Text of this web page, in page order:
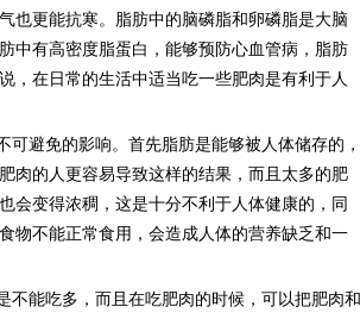
也更能抗寒。脂肪中的脑磷脂和卵磷脂是大脑
中有高密度脂蛋白，能够预防心血管病，脂肪
，在日常的生活中适当吃一些肥肉是有利于人
避免的影响。首先脂肪是能够被人体储存的，
肉的人更容易导致这样的结果，而且太多的肥
会变得浓稠，这是十分不利于人体健康的，同
物不能正常食用，会造成人体的营养缺乏和一
能吃多，而且在吃肥肉的时候，可以把肥肉和